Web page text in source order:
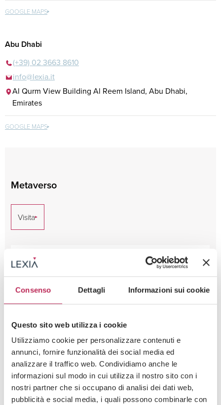
Consenso Dettagli Informazioni sui cookie
Questo sito web utilizza i cookie
Utilizziamo cookie per personalizzare contenuti e
annunci, fornire funzionalità dei social media ed
analizzare il traffico web. Condividiamo anche le
informazioni sul modo in cui utilizza il nostro sito con i
nostri partner che si occupano di analisi dei dati web,
pubblicità e social media, i quali possono combinarle con
GOOGLE MAPS
Abu Dhabi
(+39) 02 3663 8610
info@lexia.it
Al Qurm View Building Al Reem Island, Abu Dhabi,
Emirates
GOOGLE MAPS
Metaverso
Visita